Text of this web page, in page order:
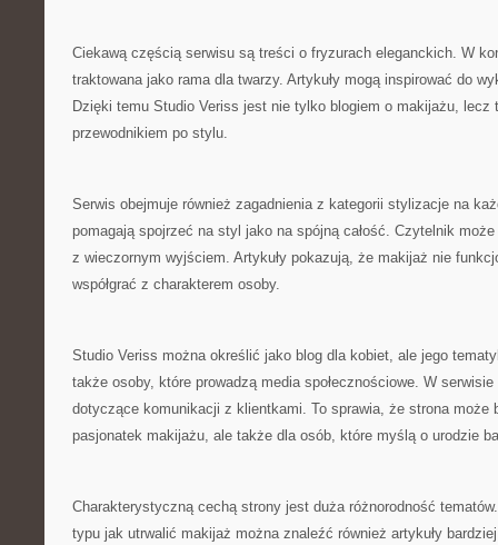
Ciekawą częścią serwisu są treści o fryzurach eleganckich. W
traktowana jako rama dla twarzy. Artykuły mogą inspirować do
Dzięki temu Studio Veriss jest nie tylko blogiem o makijażu, lecz
przewodnikiem po stylu.
Serwis obejmuje również zagadnienia z kategorii stylizacje na
pomagają spojrzeć na styl jako na spójną całość. Czytelnik
z wieczornym wyjściem. Artykuły pokazują, że makijaż nie
współgrać z charakterem osoby.
Studio Veriss można określić jako blog dla kobiet, ale jego
także osoby, które prowadzą media społecznościowe. W
dotyczące komunikacji z klientkami. To sprawia, że strona może
pasjonatek makijażu, ale także dla osób, które myślą o urodzie
Charakterystyczną cechą strony jest duża różnorodność
typu jak utrwalić makijaż można znaleźć również artykuły